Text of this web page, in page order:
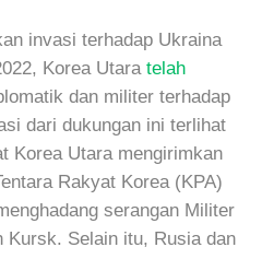
invasi terhadap Ukraina
Korea Utara telah
dan militer terhadap
dari dukungan ini terlihat
Korea Utara mengirimkan
Rakyat Korea (KPA)
serangan Militer
Kursk. Selain itu, Rusia dan